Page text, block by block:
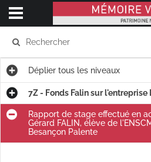
Mémoire Vive patrimoine
Ouvrir le menu déroulant
Déplier tous les niveaux
7Z - Fonds Falin sur l'entreprise
Rapport de stage effectué en
Gérard FALIN, élève de
Besançon Palente